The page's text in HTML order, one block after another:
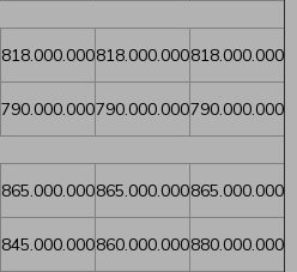
818.000.000818.000.000818.000.000
790.000.000790.000.000790.000.000
865.000.000865.000.000865.000.000
845.000.000860.000.000880.000.000